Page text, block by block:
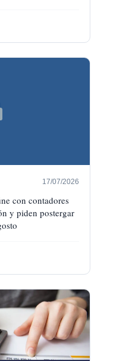
17/07/2026
con contadores
y piden postergar